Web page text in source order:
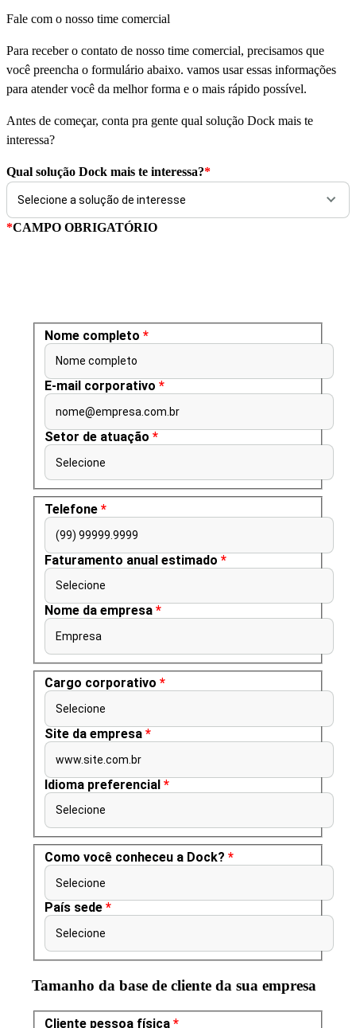
Fale com o nosso time comercial
Para receber o contato de nosso time comercial, precisamos que
você preencha o formulário abaixo. vamos usar essas informações
para atender você da melhor forma e o mais rápido possível.
Antes de começar, conta pra gente qual solução Dock mais te
interessa?
Qual solução Dock mais te interessa?*
*CAMPO OBRIGATÓRIO
Nome completo *
Nome completo
E-mail corporativo *
nome@empresa.com.br
Setor de atuação *
Selecione
Telefone *
(99) 99999.9999
Faturamento anual estimado *
Selecione
Nome da empresa *
Empresa
Cargo corporativo *
Selecione
Site da empresa *
www.site.com.br
Idioma preferencial *
Selecione
Como você conheceu a Dock? *
Selecione
País sede *
Selecione
Tamanho da base de cliente da sua empresa
Cliente pessoa física *